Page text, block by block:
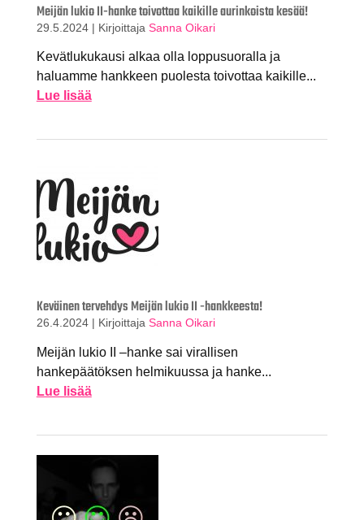
Meijän lukio II-hanke toivottaa kaikille aurinkoista kesää!
29.5.2024 | Kirjoittaja Sanna Oikari
Kevätlukukausi alkaa olla loppusuoralla ja
haluamme hankkeen puolesta toivottaa kaikille...
Lue lisää
Keväinen tervehdys Meijän lukio II -hankkeesta!
26.4.2024 | Kirjoittaja Sanna Oikari
Meijän lukio II –hanke sai virallisen
hankepäätöksen helmikuussa ja hanke...
Lue lisää